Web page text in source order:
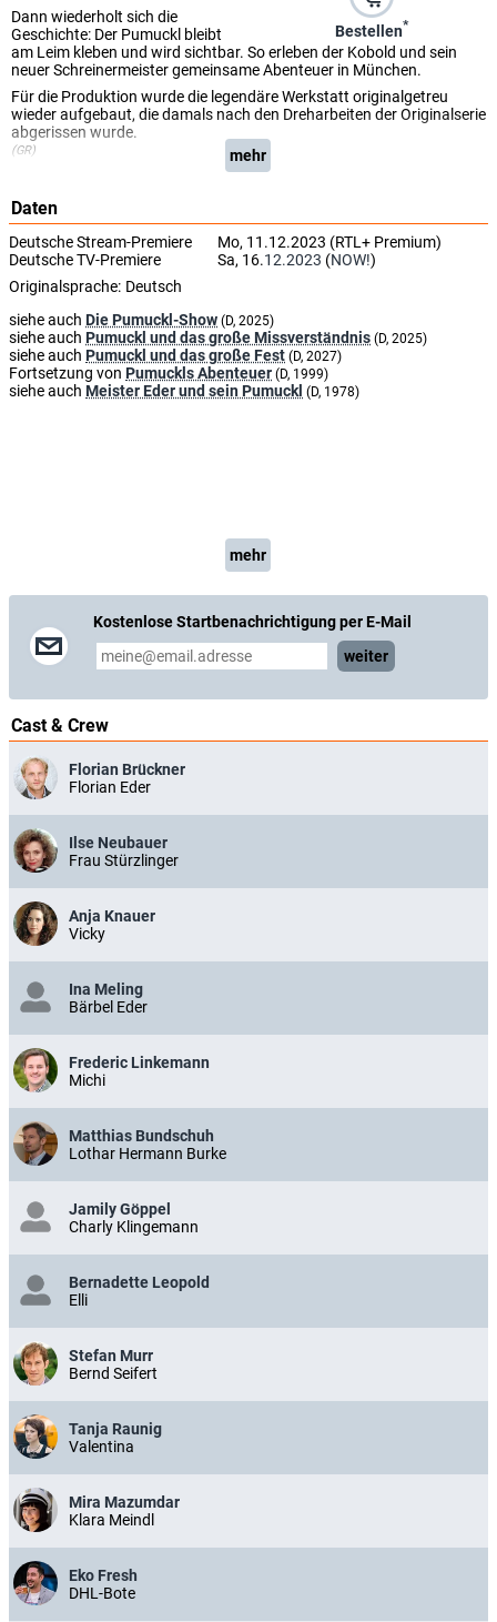
Bestellen*
Dann wiederholt sich die
Geschichte: Der Pumuckl bleibt
am Leim kleben und wird sichtbar. So erleben der Kobold und sein
neuer Schreinermeister gemeinsame Abenteuer in München.
Für die Produktion wurde die legendäre Werkstatt originalgetreu
wieder aufgebaut, die damals nach den Dreharbeiten der Originalserie
abgerissen wurde.
(GR) mehr
Daten
Deutsche Stream-Premiere
Mo, 11.12.2023 (RTL+ Premium)
Deutsche TV-Premiere
Sa, 16.12.2023 (NOW!)
Originalsprache: Deutsch
siehe auch Die Pumuckl-Show (D, 2025)
siehe auch Pumuckl und das große Missverständnis (D, 2025)
siehe auch Pumuckl und das große Fest (D, 2027)
Fortsetzung von Pumuckls Abenteuer (D, 1999)
siehe auch Meister Eder und sein Pumuckl (D, 1978)
mehr
Kostenlose Startbenachrichtigung per E-Mail
weiter
Cast & Crew
Florian Brückner
Florian Eder
Ilse Neubauer
Frau Stürzlinger
Anja Knauer
Vicky
Ina Meling
Bärbel Eder
Frederic Linkemann
Michi
Matthias Bundschuh
Lothar Hermann Burke
Jamily Göppel
Charly Klingemann
Bernadette Leopold
Elli
Stefan Murr
Bernd Seifert
Tanja Raunig
Valentina
Mira Mazumdar
Klara Meindl
Eko Fresh
DHL-Bote